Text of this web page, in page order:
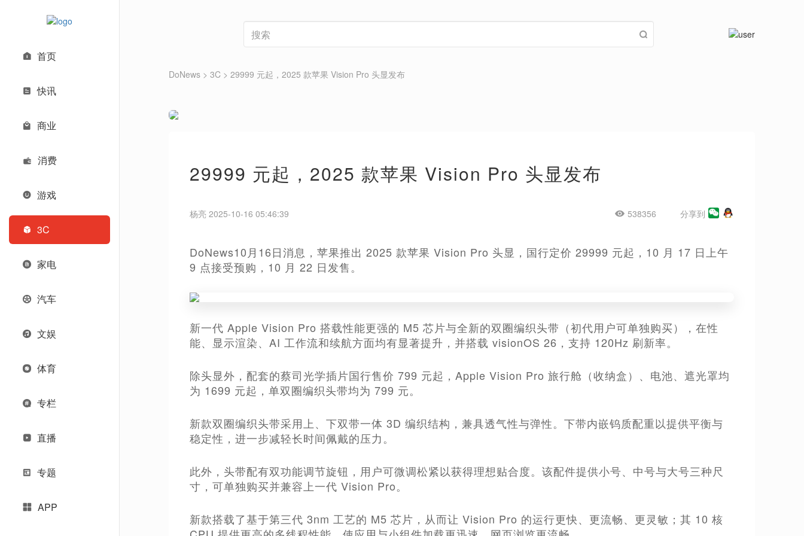
首页
快讯
商业
消费
游戏
3C
家电
汽车
文娱
体育
专栏
直播
专题
APP
DoNews > 3C > 29999 元起，2025 款苹果 Vision Pro 头显发布
29999 元起，2025 款苹果 Vision Pro 头显发布
杨亮 2025-10-16 05:46:39 538356 分享到
DoNews10月16日消息，苹果推出 2025 款苹果 Vision Pro 头显，国行定价 29999 元起，10 月 17 日上午
9 点接受预购，10 月 22 日发售。
新一代 Apple Vision Pro 搭载性能更强的 M5 芯片与全新的双圈编织头带（初代用户可单独购买），在性
能、显示渲染、AI 工作流和续航方面均有显著提升，并搭载 visionOS 26，支持 120Hz 刷新率。
除头显外，配套的蔡司光学插片国行售价 799 元起，Apple Vision Pro 旅行舱（收纳盒）、电池、遮光罩均
为 1699 元起，单双圈编织头带均为 799 元。
新款双圈编织头带采用上、下双带一体 3D 编织结构，兼具透气性与弹性。下带内嵌钨质配重以提供平衡与
稳定性，进一步减轻长时间佩戴的压力。
此外，头带配有双功能调节旋钮，用户可微调松紧以获得理想贴合度。该配件提供小号、中号与大号三种尺
寸，可单独购买并兼容上一代 Vision Pro。
新款搭载了基于第三代 3nm 工艺的 M5 芯片，从而让 Vision Pro 的运行更快、更流畅、更灵敏；其 10 核